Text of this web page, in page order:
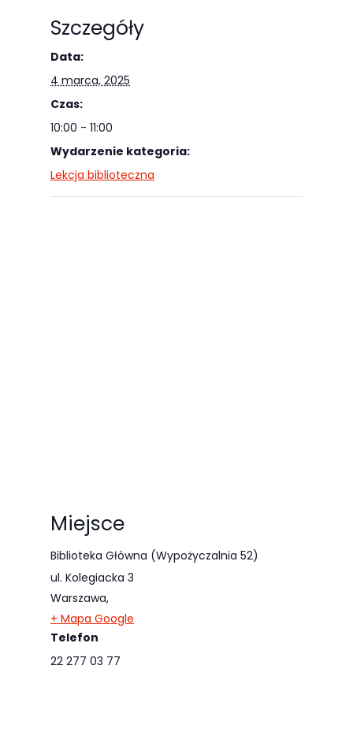
Szczegóły
Data:
4 marca, 2025
Czas:
10:00 - 11:00
Wydarzenie kategoria:
Lekcja biblioteczna
Miejsce
Biblioteka Główna (Wypożyczalnia 52)
ul. Kolegiacka 3
Warszawa,
+ Mapa Google
Telefon
22 277 03 77
tego, jak
strona jest
używana.
Doświadczenie
Aby nasza
strona
internetowa
swoje
zainteresowania i
zachowania
podczas
odwiedzania naszej
strony, zwiększasz
szansę na
zobaczenie